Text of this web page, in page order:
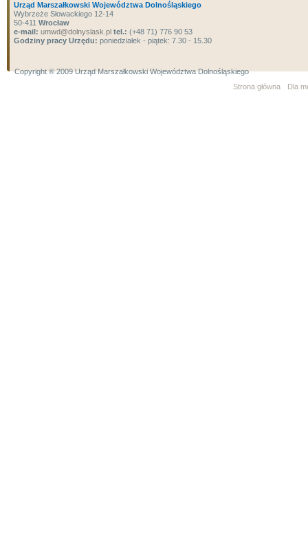
Urząd Marszałkowski Województwa Dolnośląskiego
Wybrzeże Słowackiego 12-14
50-411 Wrocław
e-mail: umwd@dolnyslask.pl tel.: (+48 71) 776 90 53
Godziny pracy Urzędu: poniedziałek - piątek: 7.30 - 15.30
Copyright ® 2009 Urząd Marszałkowski Województwa Dolnośląskiego
Strona główna
Dla